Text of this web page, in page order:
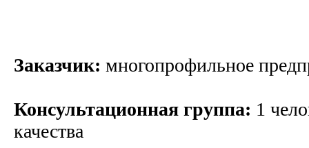
Заказчик: многопрофильное
Консультационная группа: 1
качества